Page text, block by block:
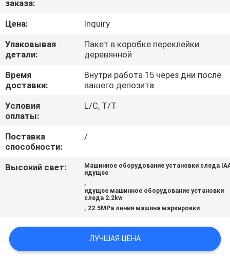
МЫ
СПРОСИТЕ
ЦИТАТУ
КАРТА
САЙТА
PRIVACY
заказа:
Цена:
Inquiry
Упаковывая
детали:
Пакет в коробке переклейки
деревянной
Время
доставки:
Внутри работа 15 через дни после
вашего депозита
Условия
оплаты:
L/C, T/T
Поставка
способности:
/
Высокий свет:
Машинное оборудование установки следа
идущее
,
идущее машинное оборудование установки
следа 2.2kw
, 22.5MPa линия машина маркировки
ЛУЧШАЯ ЦЕНА